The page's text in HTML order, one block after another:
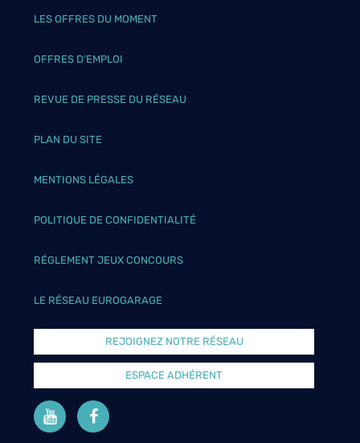
LES OFFRES DU MOMENT
OFFRES D’EMPLOI
REVUE DE PRESSE DU RÉSEAU
PLAN DU SITE
MENTIONS LÉGALES
POLITIQUE DE CONFIDENTIALITÉ
RÉGLEMENT JEUX CONCOURS
LE RÉSEAU EUROGARAGE
REJOIGNEZ NOTRE RÉSEAU
ESPACE ADHÉRENT